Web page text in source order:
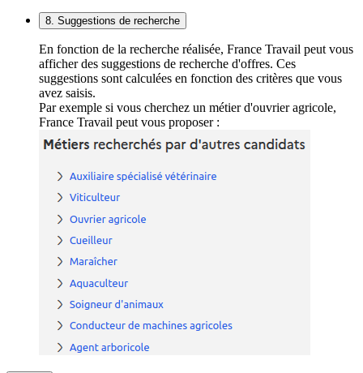
8. Suggestions de recherche
En fonction de la recherche réalisée, France Travail peut vous
afficher des suggestions de recherche d'offres. Ces
suggestions sont calculées en fonction des critères que vous
avez saisis.
Par exemple si vous cherchez un métier d'ouvrier agricole,
France Travail peut vous proposer :